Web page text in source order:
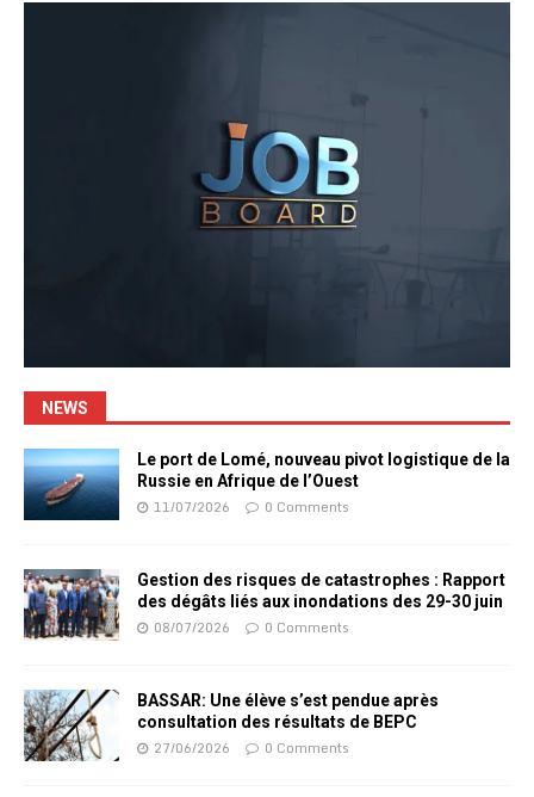
NEWS
Le port de Lomé, nouveau pivot logistique de la
Russie en Afrique de l’Ouest
11/07/2026 0 Comments
Gestion des risques de catastrophes : Rapport
des dégâts liés aux inondations des 29-30 juin
08/07/2026 0 Comments
BASSAR: Une élève s’est pendue après
consultation des résultats de BEPC
27/06/2026 0 Comments